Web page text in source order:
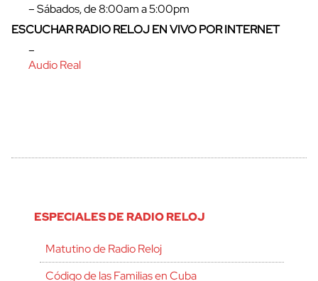
– Sábados, de 8:00am a 5:00pm
ESCUCHAR RADIO RELOJ EN VIVO POR INTERNET
–
Audio Real
ESPECIALES DE RADIO RELOJ
Matutino de Radio Reloj
Código de las Familias en Cuba